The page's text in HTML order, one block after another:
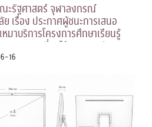
ะรัฐศาสตร์ จุฬาลงกรณ์
ย เรื่อง ประกาศผู้ชนะการเสนอ
หมาบริการโครงการศึกษาเรียนรู้
ยน ณ นครเซี่ยงไฮ้ สาธารณรัฐ
โดยวิธีเฉพาะเจาะจง
16